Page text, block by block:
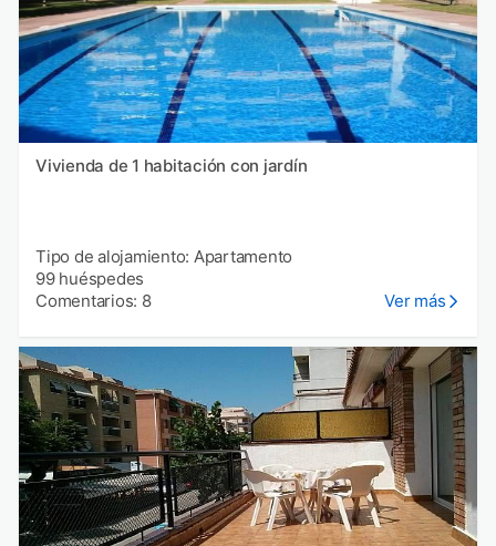
Vivienda de 1 habitación con jardín
Tipo de alojamiento: Apartamento
99 huéspedes
Comentarios: 8
Ver más